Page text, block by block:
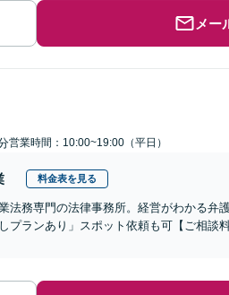
メー
営業時間：10:00~19:00（平日）
料金表を見る
法務専門の法律事務所。経営がわかる
プランあり」スポット依頼も可【ご相談